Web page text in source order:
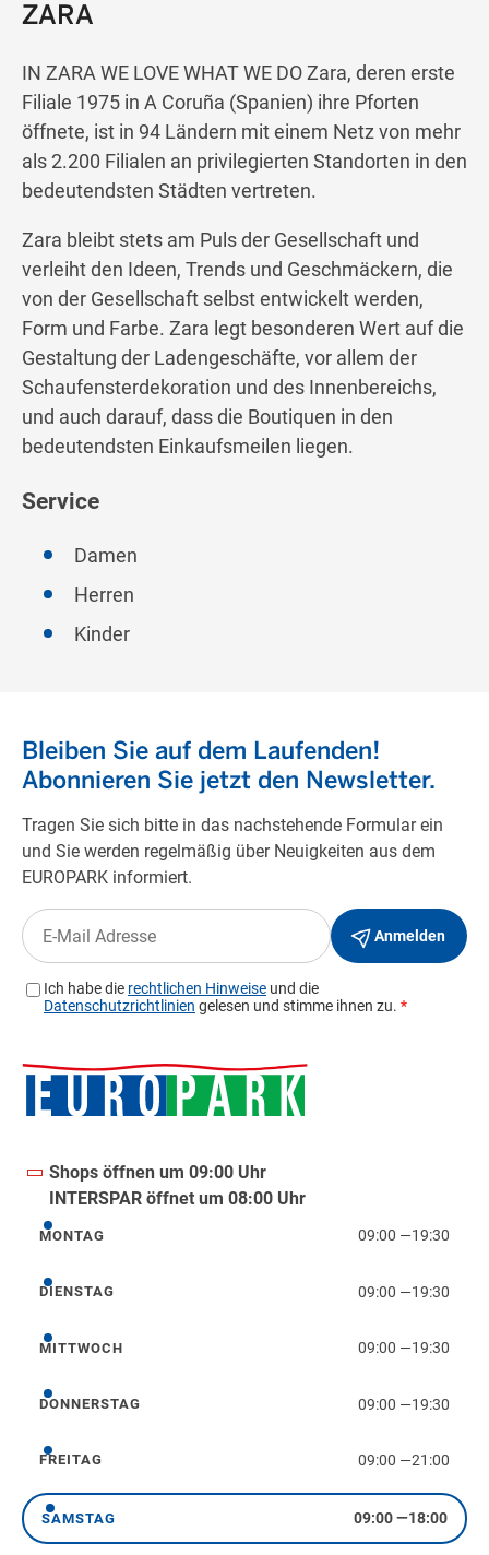
ZARA
IN ZARA WE LOVE WHAT WE DO Zara, deren erste
Filiale 1975 in A Coruña (Spanien) ihre Pforten
öffnete, ist in 94 Ländern mit einem Netz von mehr
als 2.200 Filialen an privilegierten Standorten in den
bedeutendsten Städten vertreten.
Zara bleibt stets am Puls der Gesellschaft und
verleiht den Ideen, Trends und Geschmäckern, die
von der Gesellschaft selbst entwickelt werden,
Form und Farbe. Zara legt besonderen Wert auf die
Gestaltung der Ladengeschäfte, vor allem der
Schaufensterdekoration und des Innenbereichs,
und auch darauf, dass die Boutiquen in den
bedeutendsten Einkaufsmeilen liegen.
Service
Damen
Herren
Kinder
Shops öffnen um 09:00 Uhr
INTERSPAR öffnet um 08:00 Uhr
Montag
MONTAG 09:00 —19:30
Dienstag
DIENSTAG 09:00 —19:30
Mittwoch
MITTWOCH 09:00 —19:30
Donnerstag
DONNERSTAG 09:00 —19:30
Freitag
FREITAG 09:00 —21:00
Samstag
SAMSTAG 09:00—18:00